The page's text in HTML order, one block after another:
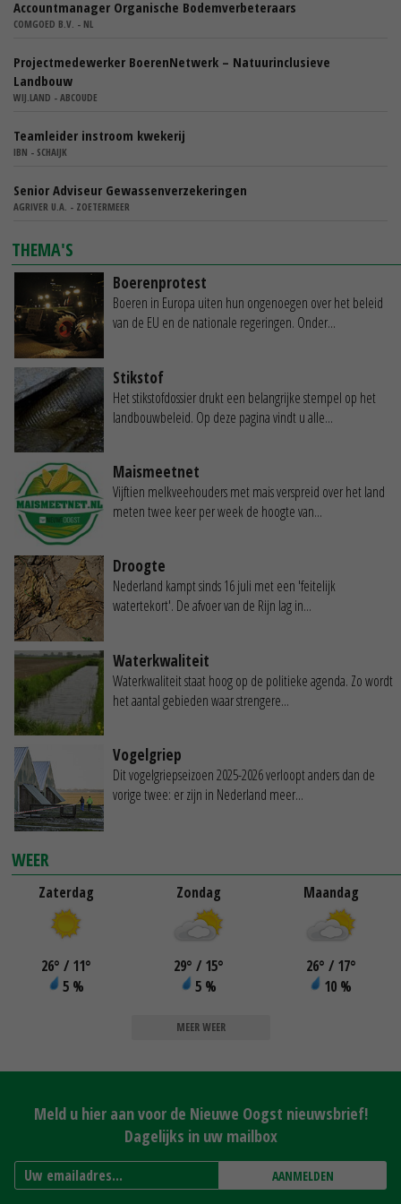
Accountmanager Organische Bodemverbeteraars
COMGOED B.V. - NL
Projectmedewerker BoerenNetwerk – Natuurinclusieve
Landbouw
WIJ.LAND - ABCOUDE
Teamleider instroom kwekerij
IBN - SCHAIJK
Senior Adviseur Gewassenverzekeringen
AGRIVER U.A. - ZOETERMEER
THEMA'S
Boerenprotest
Boeren in Europa uiten hun ongenoegen over het beleid
van de EU en de nationale regeringen. Onder...
Stikstof
Het stikstofdossier drukt een belangrijke stempel op het
landbouwbeleid. Op deze pagina vindt u alle...
Maismeetnet
Vijftien melkveehouders met mais verspreid over het land
meten twee keer per week de hoogte van...
Droogte
Nederland kampt sinds 16 juli met een 'feitelijk
watertekort'. De afvoer van de Rijn lag in...
Waterkwaliteit
Waterkwaliteit staat hoog op de politieke agenda. Zo wordt
het aantal gebieden waar strengere...
Vogelgriep
Dit vogelgriepseizoen 2025-2026 verloopt anders dan de
vorige twee: er zijn in Nederland meer...
WEER
Zaterdag
26° / 11°
5 %
Zondag
29° / 15°
5 %
Maandag
26° / 17°
10 %
MEER WEER
Meld u hier aan voor de Nieuwe Oogst nieuwsbrief!
Dagelijks in uw mailbox
AANMELDEN